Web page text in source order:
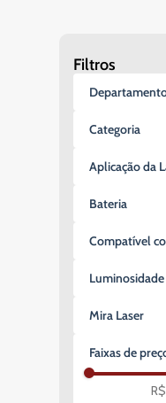
Filtros
Miras para
Categoria
Lanterna
Aplicação da
Tático
Bateria
26650
Compatível
Não
Luminosidade
2.000
Mira Laser
Não
Faixas de